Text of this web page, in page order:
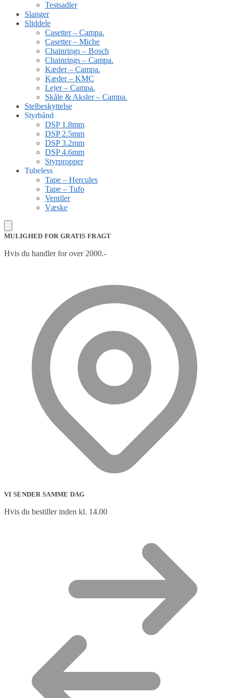
Testsadler
Slanger
Sliddele
Casetter – Campa.
Casetter – Miche
Chainrings – Bosch
Chainrings – Campa.
Kæder – Campa.
Kæder – KMC
Lejer – Campa.
Skåle & Aksler – Campa.
Stelbeskyttelse
Styrbånd
DSP 1.8mm
DSP 2.5mm
DSP 3.2mm
DSP 4.6mm
Styrpropper
Tubeless
Tape – Hercules
Tape – Tufo
Ventiler
Væske
MULIGHED FOR GRATIS FRAGT
Hvis du handler for over 2000.-
VI SENDER SAMME DAG
Hvis du bestiller inden kl. 14.00